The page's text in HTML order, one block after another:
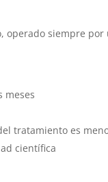
operado siempre
meses
tratamiento es
científica